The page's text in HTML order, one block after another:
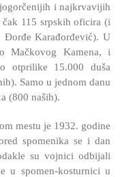
i najkrvavijih
115 srpskih oficira (i
Karađorđević). U
Mačkovog Kamena, i
otprilike 15.000 duša
Samo u jednom danu
(800 naših).
je 1932. godine
spomenika se i dan
su vojnici odbijali
u spomen-kosturnici u